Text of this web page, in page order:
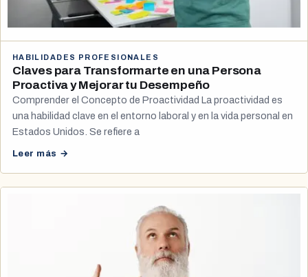
HABILIDADES PROFESIONALES
Claves para Transformarte en una Persona
Proactiva y Mejorar tu Desempeño
Comprender el Concepto de Proactividad La proactividad es
una habilidad clave en el entorno laboral y en la vida personal en
Estados Unidos. Se refiere a
Leer más →